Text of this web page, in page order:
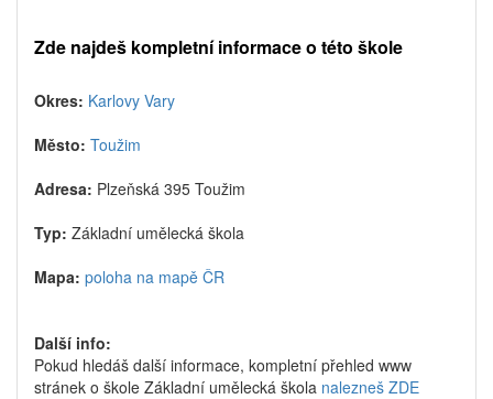
Zde najdeš kompletní informace o této škole
Okres: Karlovy Vary
Město: Toužim
Adresa: Plzeňská 395 Toužim
Typ: Základní umělecká škola
Mapa: poloha na mapě ČR
Další info:
Pokud hledáš další informace, kompletní přehled www
stránek o škole Základní umělecká škola nalezneš ZDE